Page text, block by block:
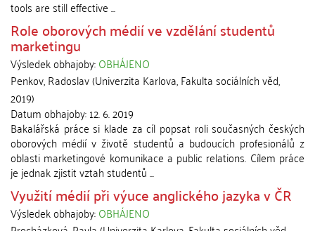
tools are still effective ...
Role oborových médií ve vzdělání studentů
marketingu
Výsledek obhajoby:OBHÁJENO
Penkov, Radoslav(Univerzita Karlova, Fakulta sociálních věd,
2019)
Datum obhajoby:12. 6. 2019
Bakalářská práce si klade za cíl popsat roli současných českých
oborových médií v životě studentů a budoucích profesionálů z
oblasti marketingové komunikace a public relations. Cílem práce
je jednak zjistit vztah studentů ...
Využití médií při výuce anglického jazyka v ČR
Výsledek obhajoby:OBHÁJENO